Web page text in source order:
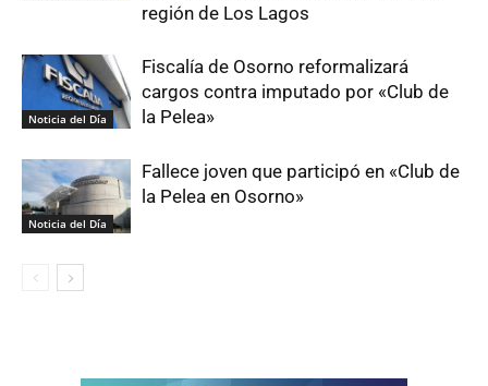
región de Los Lagos
Noticia del Día
Fiscalía de Osorno reformalizará
cargos contra imputado por «Club de
la Pelea»
Noticia del Día
Fallece joven que participó en «Club de
la Pelea en Osorno»